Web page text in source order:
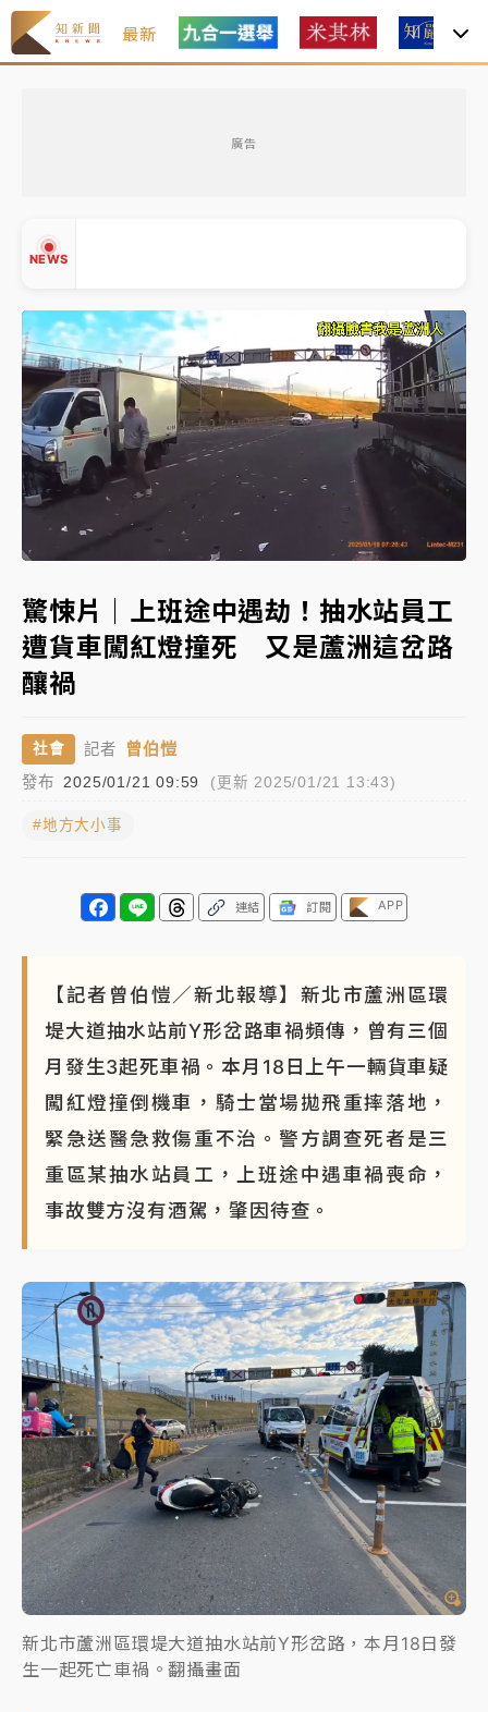
最新
廣告
NEWS
周末精選｜
物醫籲多吃蔬果代謝
《知新聞》揭「運科計畫」人體實驗黑幕 運動部不追
究！遭監委質疑
台股處置新制明天上路 4大鬆綁一次看
周末精選｜ 鎢業董座離奇命喪豪宅！檢警3方向追出前
員工犯案 破案關鍵曝
白海豚瘦身！中部以北防劇烈降水 本周天氣展望「多
雨不穩定」
水觀浪恐重罰失血
周末精選｜ 苯駢芘無安全攝取值！致癌苦茶油下肚 毒
物醫籲多吃蔬果代謝
《知新聞》揭「運科計畫」人體實驗黑幕 運動部不追
究！遭監委質疑
員工犯案 破案關鍵曝
▲
▼
Loaded:
100.00%
驚悚片｜上班途中遇劫！抽水站員工
遭貨車闖紅燈撞死 又是蘆洲這岔路
釀禍
社會 記者 曾伯愷
發布 2025/01/21 09:59 (更新 2025/01/21 13:43)
#地方大小事
連結 訂閱 APP
【記者曾伯愷／新北報導】新北市蘆洲區環
堤大道抽水站前Y形岔路車禍頻傳，曾有三個
月發生3起死車禍。本月18日上午一輛貨車疑
闖紅燈撞倒機車，騎士當場拋飛重摔落地，
緊急送醫急救傷重不治。警方調查死者是三
重區某抽水站員工，上班途中遇車禍喪命，
事故雙方沒有酒駕，肇因待查。
新北市蘆洲區環堤大道抽水站前Y形岔路，本月18日發
生一起死亡車禍。翻攝畫面